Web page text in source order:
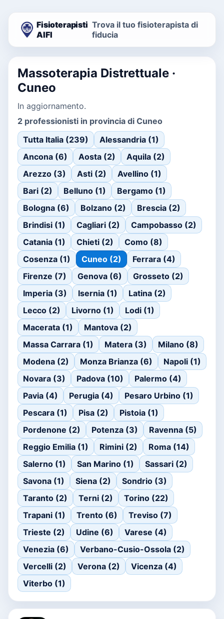
Fisioterapisti
AIFI
Trova il tuo fisioterapista di
fiducia
Massoterapia Distrettuale ·
Cuneo
In aggiornamento.
2 professionisti in provincia di Cuneo
Tutta Italia (239)
Alessandria (1)
Ancona (6)
Aosta (2)
Aquila (2)
Arezzo (3)
Asti (2)
Avellino (1)
Bari (2)
Belluno (1)
Bergamo (1)
Bologna (6)
Bolzano (2)
Brescia (2)
Brindisi (1)
Cagliari (2)
Campobasso (2)
Catania (1)
Chieti (2)
Como (8)
Cosenza (1)
Cuneo (2)
Ferrara (4)
Firenze (7)
Genova (6)
Grosseto (2)
Imperia (3)
Isernia (1)
Latina (2)
Lecco (2)
Livorno (1)
Lodi (1)
Macerata (1)
Mantova (2)
Massa Carrara (1)
Matera (3)
Milano (8)
Modena (2)
Monza Brianza (6)
Napoli (1)
Novara (3)
Padova (10)
Palermo (4)
Pavia (4)
Perugia (4)
Pesaro Urbino (1)
Pescara (1)
Pisa (2)
Pistoia (1)
Pordenone (2)
Potenza (3)
Ravenna (5)
Reggio Emilia (1)
Rimini (2)
Roma (14)
Salerno (1)
San Marino (1)
Sassari (2)
Savona (1)
Siena (2)
Sondrio (3)
Taranto (2)
Terni (2)
Torino (22)
Trapani (1)
Trento (6)
Treviso (7)
Trieste (2)
Udine (6)
Varese (4)
Venezia (6)
Verbano-Cusio-Ossola (2)
Vercelli (2)
Verona (2)
Vicenza (4)
Viterbo (1)